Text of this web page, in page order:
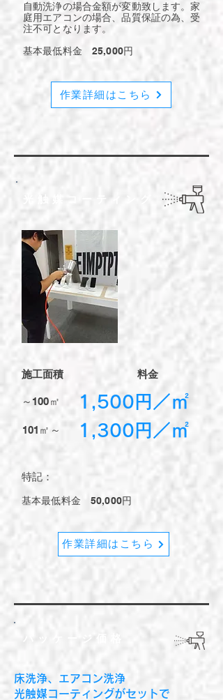
​自動洗浄の場合金額が変動致します。家
庭用エアコンの場合、品質保証の為、受
注不可となります。
​基本最低料金 25,000円
作業詳細はこちら
​光触媒コーティング
​料金
​施工面積
​1,500円／㎡
～100㎡​
​1,300円／㎡
101㎡​～
​特記：
​基本最低料金 50,000円
作業詳細はこちら
床洗浄、エアコン洗浄
光触媒コーティングがセットで